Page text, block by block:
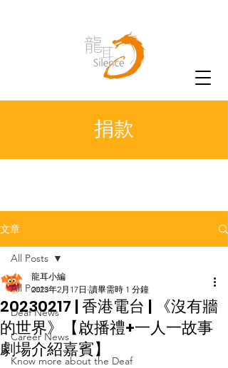
捐款
文章
All Posts
Deaf News
Career News
Know more about the Deaf
All Posts
20230217 | 香港電台 | 《沒有牆
的世界》【啟播禮+一人一故事
劇場介紹嘉賓】
龍耳小編
2023年2月17日 讀畢需時 1 分鐘